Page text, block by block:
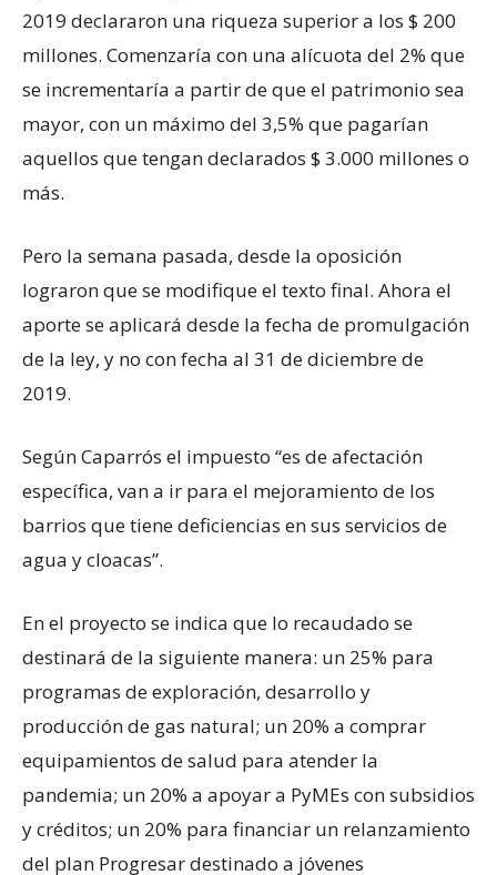
2019 declararon una riqueza superior a los $ 200
millones. Comenzaría con una alícuota del 2% que
se incrementaría a partir de que el patrimonio sea
mayor, con un máximo del 3,5% que pagarían
aquellos que tengan declarados $ 3.000 millones o
más.
Pero la semana pasada, desde la oposición
lograron que se modifique el texto final. Ahora el
aporte se aplicará desde la fecha de promulgación
de la ley, y no con fecha al 31 de diciembre de
2019.
Según Caparrós el impuesto “es de afectación
específica, van a ir para el mejoramiento de los
barrios que tiene deficiencias en sus servicios de
agua y cloacas”.
En el proyecto se indica que lo recaudado se
destinará de la siguiente manera: un 25% para
programas de exploración, desarrollo y
producción de gas natural; un 20% a comprar
equipamientos de salud para atender la
pandemia; un 20% a apoyar a PyMEs con subsidios
y créditos; un 20% para financiar un relanzamiento
del plan Progresar destinado a jóvenes